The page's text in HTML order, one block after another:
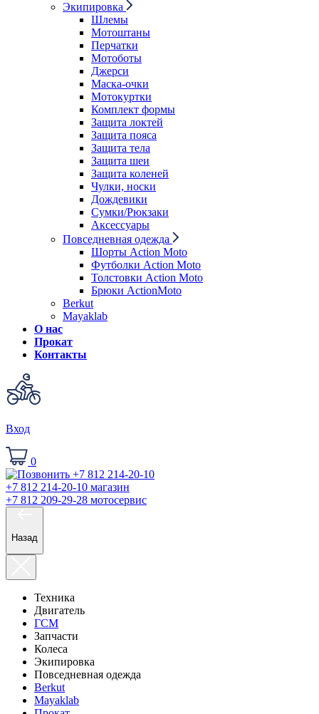
Экипировка
Шлемы
Мотоштаны
Перчатки
Мотоботы
Джерси
Маска-очки
Мотокуртки
Комплект формы
Защита локтей
Защита пояса
Защита тела
Защита шеи
Защита коленей
Чулки, носки
Дождевики
Сумки/Рюкзаки
Аксессуары
Повседневная одежда
Шорты Action Moto
Футболки Action Moto
Толстовки Action Moto
Брюки ActionMoto
Berkut
Mayaklab
О нас
Прокат
Контакты
Вход
0
+7 812 214-20-10 магазин
+7 812 209-29-28 мотосервис
Назад
Техника
Двигатель
ГСМ
Запчасти
Колеса
Экипировка
Повседневная одежда
Berkut
Mayaklab